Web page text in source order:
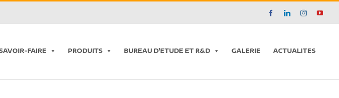
FacebookLinkedInInstagram
FAIRE PRODUITS BUREAU D'ETUDE ET R&D GALERIE ACTUALITES